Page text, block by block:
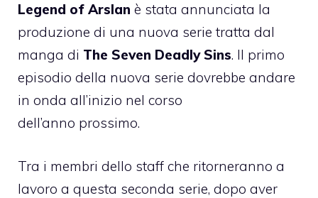
Legend of Arslan è stata annunciata la
produzione di una nuova serie tratta dal
manga di The Seven Deadly Sins. Il primo
episodio della nuova serie dovrebbe andare
in onda all’inizio nel corso
dell’anno prossimo.
Tra i membri dello staff che ritorneranno a
lavoro a questa seconda serie, dopo aver